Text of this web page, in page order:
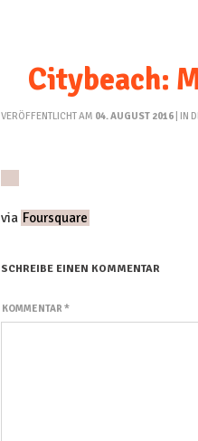
Citybeach:
VERÖFFENTLICHT AM 04. AUGUST 2016 | IN
via Foursquare
SCHREIBE EINEN KOMMENTAR
KOMMENTAR *